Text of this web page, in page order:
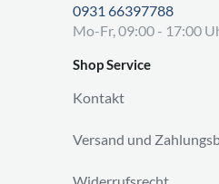
0931 66397788
Mo-Fr, 09:00 - 17:00
Shop Service
Kontakt
Versand und